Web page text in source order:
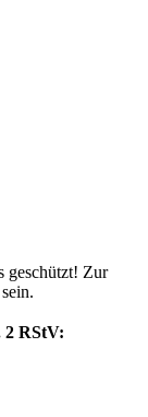
geschützt! Zur
2 RStV: